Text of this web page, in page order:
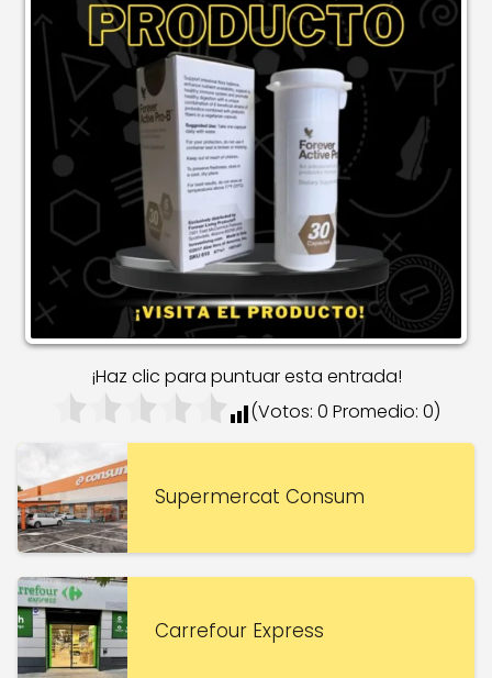
¡Haz clic para puntuar esta entrada!
(Votos: 0 Promedio: 0)
Supermercat Consum
Carrefour Express